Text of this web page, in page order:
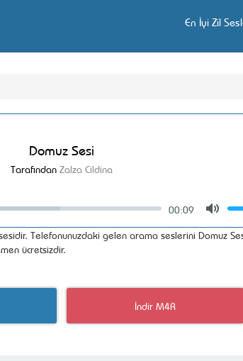
En İyi Zil
Domuz Sesi
Tarafından Zalza Cildina
00:09
Telefonunuzdaki gelen arama seslerini Domuz
ücretsizdir.
İndir M4R